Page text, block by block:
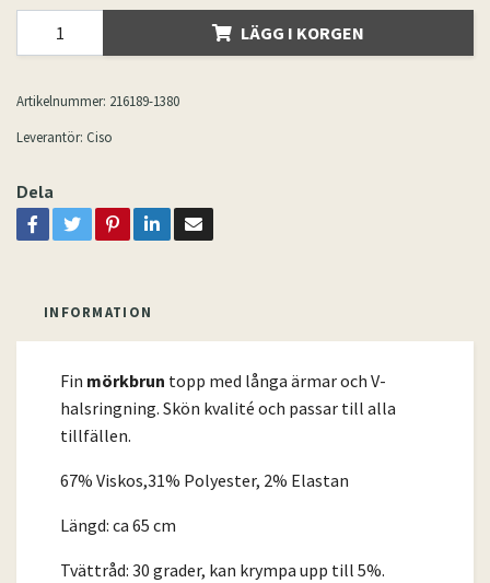
LÄGG I KORGEN
Artikelnummer: 216189-1380
Leverantör: Ciso
Dela
INFORMATION
Fin mörkbrun topp med långa ärmar och V-
halsringning. Skön kvalité och passar till alla
tillfällen.
67% Viskos,31% Polyester, 2% Elastan
Längd: ca 65 cm
Tvättråd: 30 grader, kan krympa upp till 5%.